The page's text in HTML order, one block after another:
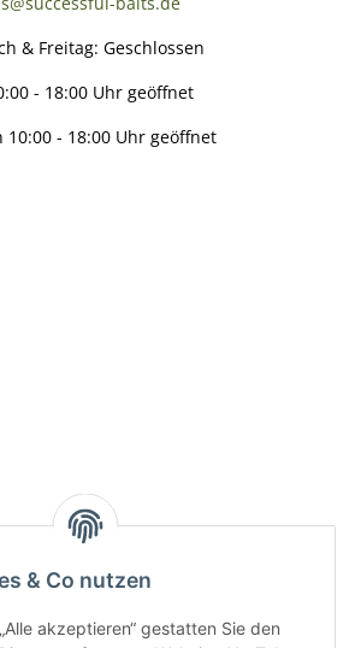
& Co nutzen
akzeptieren“ gestatten Sie den
& Freitag: Geschlossen
- 18:00 Uhr geöffnet
10:00 - 18:00 Uhr geöffnet